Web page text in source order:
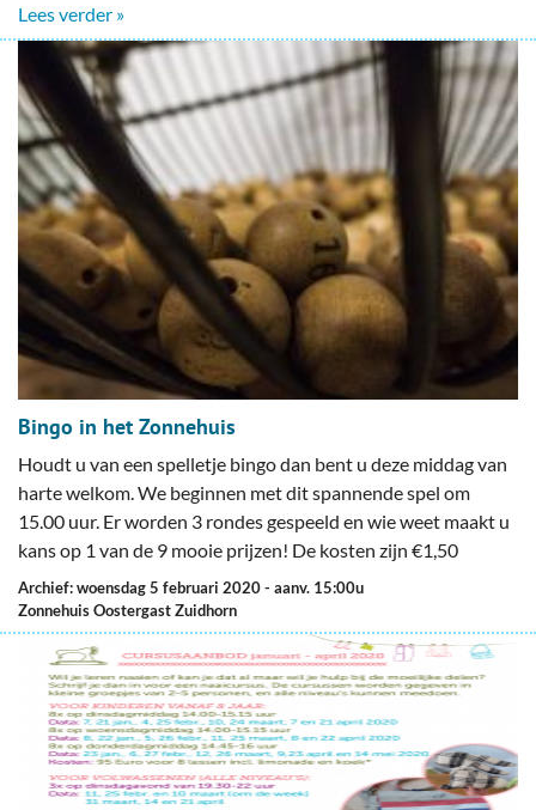
Lees verder »
Bingo in het Zonnehuis
Houdt u van een spelletje bingo dan bent u deze middag van
harte welkom. We beginnen met dit spannende spel om
15.00 uur. Er worden 3 rondes gespeeld en wie weet maakt u
kans op 1 van de 9 mooie prijzen! De kosten zijn €1,50
Archief: woensdag 5 februari 2020- aanv. 15:00u
Zonnehuis Oostergast Zuidhorn